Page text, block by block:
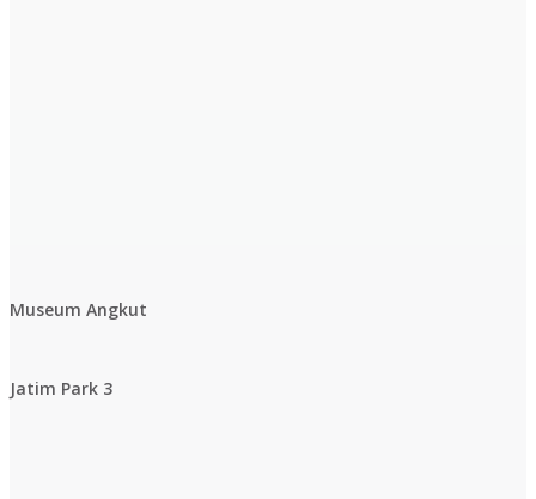
Museum Angkut
Jatim Park 3